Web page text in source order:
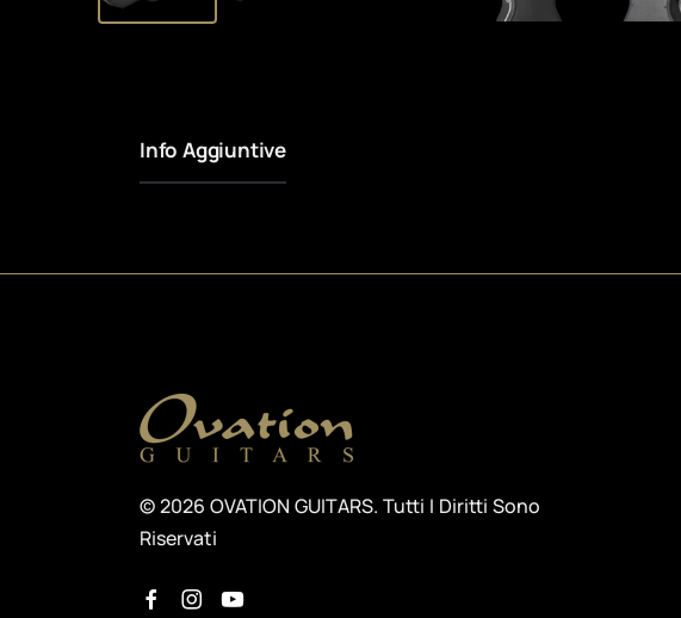
Info Aggiuntive
© 2026 OVATION GUITARS. Tutti I Diritti Sono
Riservati